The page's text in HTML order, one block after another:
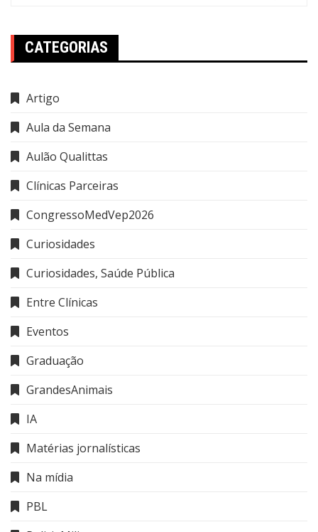
CATEGORIAS
Artigo
Aula da Semana
Aulão Qualittas
Clínicas Parceiras
CongressoMedVep2026
Curiosidades
Curiosidades, Saúde Pública
Entre Clínicas
Eventos
Graduação
GrandesAnimais
IA
Matérias jornalísticas
Na mídia
PBL